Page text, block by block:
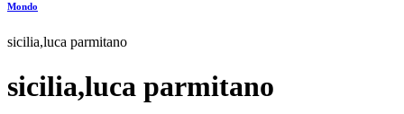
Mondo
sicilia,luca parmitano
sicilia,luca parmitano